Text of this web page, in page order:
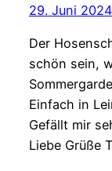
29. Juni 2024
Der
schön sein,
Einfach in
Gefällt mir
Liebe Grüße